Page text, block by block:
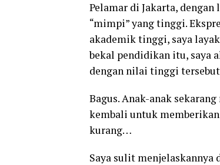
Pelamar di Jakarta,
“mimpi” yang tinggi.
akademik tinggi, saya
bekal pendidikan itu, saya
dengan nilai tinggi
Bagus. Anak-anak
kembali untuk
kurang…
Saya sulit